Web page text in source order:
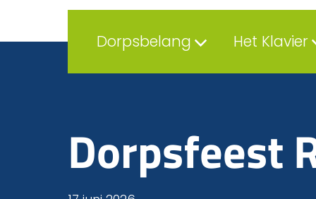
Dorpsbelang Het Klavier
Dorpsfeest